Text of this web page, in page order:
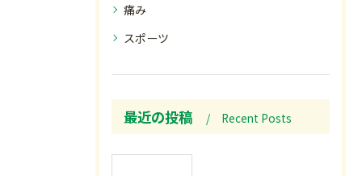
痛み
スポーツ
最近の投稿 Recent Posts